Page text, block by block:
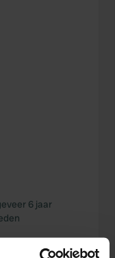
6 jaar
omgeving.